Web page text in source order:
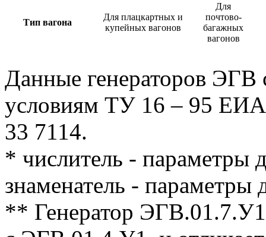
Тип вагона
Для плацкартных и
купейных вагонов
Для
почтово-
багажных
вагонов
Данные генераторов ЭГВ
условиям ТУ 16 – 95
33 7114.
* числитель - параметры
знаменатель - параметры
** Генератор